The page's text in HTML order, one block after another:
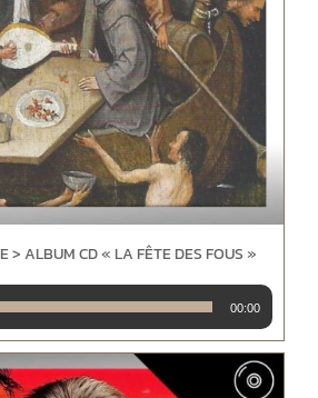
> ALBUM CD « LA FÊTE DES FOUS »
00:00